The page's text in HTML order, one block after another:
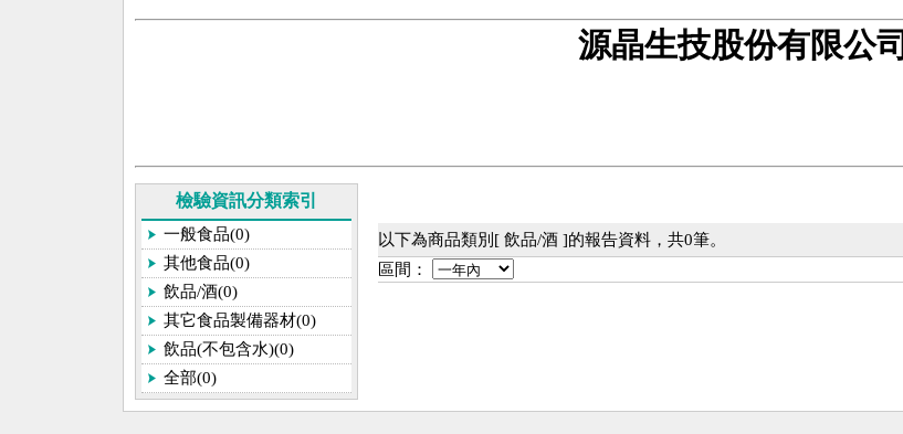
源晶生技股份有限公司
檢驗資訊分類索引
一般食品(0)
其他食品(0)
飲品/酒(0)
其它食品製備器材(0)
飲品(不包含水)(0)
全部(0)
以下為商品類別[ 飲品/酒 ]的報告資料，共0筆。
區間：